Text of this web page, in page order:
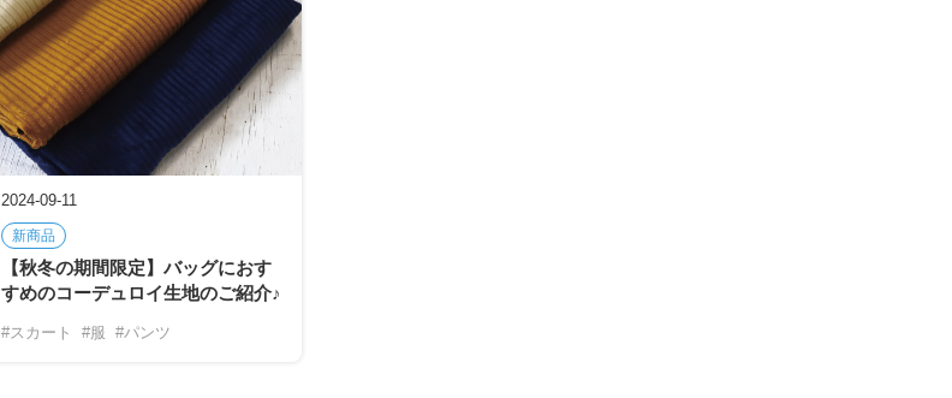
2024-09-11
新商品
【秋冬の期間限定】バッグにおす
すめのコーデュロイ生地のご紹介♪
#スカート #服 #パンツ